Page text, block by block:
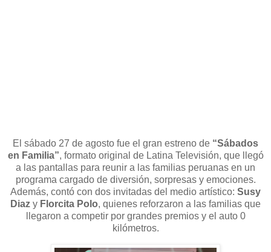
El sábado 27 de agosto fue el gran estreno de “Sábados
en Familia”, formato original de Latina Televisión, que llegó
a las pantallas para reunir a las familias peruanas en un
programa cargado de diversión, sorpresas y emociones.
Además, contó con dos invitadas del medio artístico: Susy
Diaz y Florcita Polo, quienes reforzaron a las familias que
llegaron a competir por grandes premios y el auto 0
kilómetros.